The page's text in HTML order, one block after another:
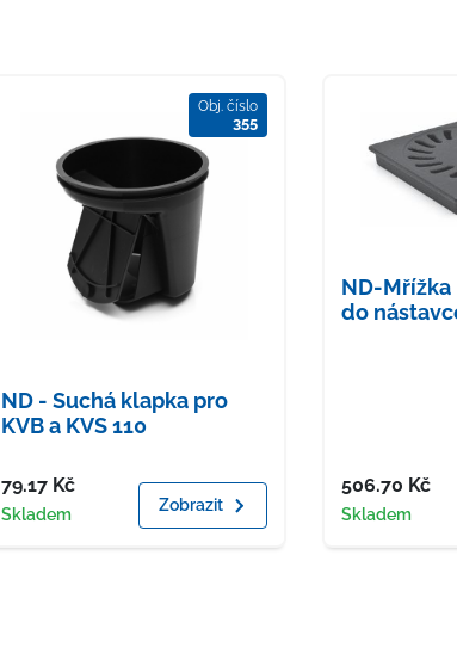
Obj. číslo
355
ND - Suchá klapka pro
KVB a KVS 110
Cena
79.17 Kč
Dostupnost
Skladem Zobrazit
ND-
do
Cena
506.70 Kč
Dostupnost
Skladem